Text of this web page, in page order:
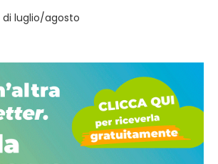
luglio/agosto